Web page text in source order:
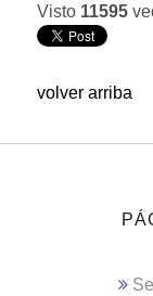
Visto 11595
volver arriba